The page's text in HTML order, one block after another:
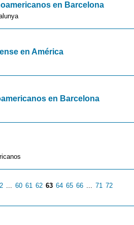
en Barcelona
en América
en Barcelona
2 ... 60 61 62 63 64 65 66 ... 71 72